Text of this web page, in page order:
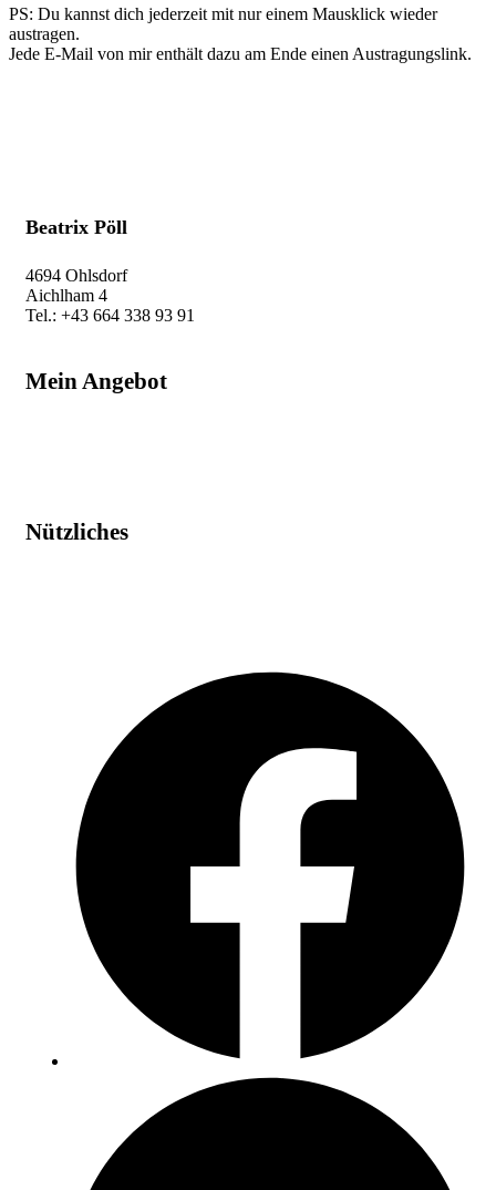
PS: Du kannst dich jederzeit mit nur einem Mausklick wieder
austragen.
Jede E-Mail von mir enthält dazu am Ende einen Austragungslink.
Beatrix Pöll
4694 Ohlsdorf
Aichlham 4
Tel.: +43 664 338 93 91
Mein Angebot
Nützliches